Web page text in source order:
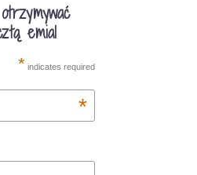
emial
* indicates required
*